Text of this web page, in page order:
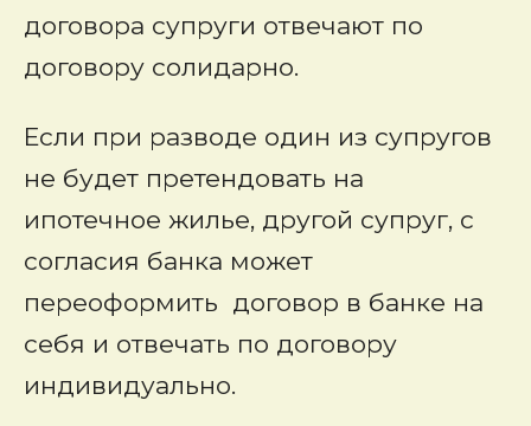
договора супруги отвечают по
договору солидарно.
Если при разводе один из супругов
не будет претендовать на
ипотечное жилье, другой супруг, с
согласия банка может
переоформить договор в банке на
себя и отвечать по договору
индивидуально.